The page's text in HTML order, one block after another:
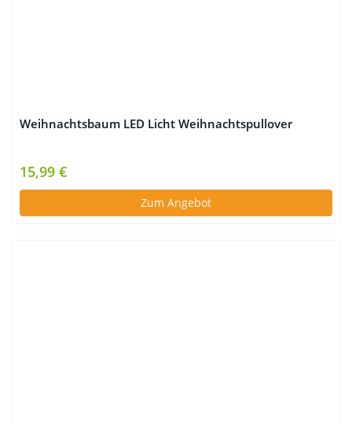
Weihnachtsbaum LED Licht Weihnachtspullover
15,99 €
Zum Angebot